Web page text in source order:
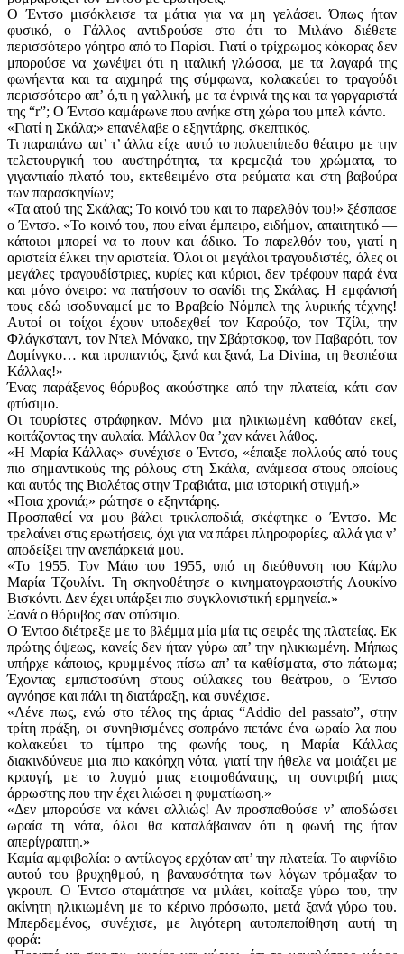
Ο Έντσο μισόκλεισε τα μάτια για να μη γελάσει. Όπως ήταν
φυσικό, ο Γάλλος αντιδρούσε στο ότι το Μιλάνο διέθετε
περισσότερο γόητρο από το Παρίσι. Γιατί ο τρίχρωμος κόκορας δεν
μπορούσε να χωνέψει ότι η ιταλική γλώσσα, με τα λαγαρά της
φωνήεντα και τα αιχμηρά της σύμφωνα, κολακεύει το τραγούδι
περισσότερο απ’ ό,τι η γαλλική, με τα ένρινά της και τα γαργαριστά
της “r”; Ο Έντσο καμάρωνε που ανήκε στη χώρα του μπελ κάντο.
«Γιατί η Σκάλα;» επανέλαβε ο εξηντάρης, σκεπτικός.
Τι παραπάνω απ’ τ’ άλλα είχε αυτό το πολυεπίπεδο θέατρο με την
τελετουργική του αυστηρότητα, τα κρεμεζιά του χρώματα, το
γιγαντιαίο πλατό του, εκτεθειμένο στα ρεύματα και στη βαβούρα
των παρασκηνίων;
«Τα ατού της Σκάλας; Το κοινό του και το παρελθόν του!» ξέσπασε
ο Έντσο. «Το κοινό του, που είναι έμπειρο, ειδήμον, απαιτητικό —
κάποιοι μπορεί να το πουν και άδικο. Το παρελθόν του, γιατί η
αριστεία έλκει την αριστεία. Όλοι οι μεγάλοι τραγουδιστές, όλες οι
μεγάλες τραγουδίστριες, κυρίες και κύριοι, δεν τρέφουν παρά ένα
και μόνο όνειρο: να πατήσουν το σανίδι της Σκάλας. Η εμφάνισή
τους εδώ ισοδυναμεί με το Βραβείο Νόμπελ της λυρικής τέχνης!
Αυτοί οι τοίχοι έχουν υποδεχθεί τον Καρούζο, τον Τζίλι, την
Φλάγκ­σταντ, τον Ντελ Μόνακο, την Σβάρτσκοφ, τον Παβαρότι, τον
Δομίνγκο… και προπαντός, ξανά και ξανά, La Divina, τη θεσπέσια
Κάλλας!»
Ένας παράξενος θόρυβος ακούστηκε από την πλατεία, κάτι σαν
φτύσιμο.
Οι τουρίστες στράφηκαν. Μόνο μια ηλικιωμένη καθόταν εκεί,
κοιτάζοντας την αυλαία. Μάλλον θα ’χαν κάνει λάθος.
«Η Μαρία Κάλλας» συνέχισε ο Έντσο, «έπαιξε πολλούς από τους
πιο σημαντικούς της ρόλους στη Σκάλα, ανάμεσα στους οποίους
και αυτός της Βιολέτας στην Τραβιάτα, μια ιστορική στιγμή.»
«Ποια χρονιά;» ρώτησε ο εξηντάρης.
Προσπαθεί να μου βάλει τρικλοποδιά, σκέφτηκε ο Έντσο. Με
τρελαίνει στις ερωτήσεις, όχι για να πάρει πληροφορίες, αλλά για ν’
αποδείξει την ανεπάρκειά μου.
«Το 1955. Τον Μάιο του 1955, υπό τη διεύθυνση του Κάρλο
Μαρία Τζουλίνι. Τη σκηνοθέτησε ο κινηματογραφιστής Λουκίνο
Βισκόντι. Δεν έχει υπάρξει πιο συγκλονιστική ερμηνεία.»
Ξανά ο θόρυβος σαν φτύσιμο.
Ο Έντσο διέτρεξε με το βλέμμα μία μία τις σειρές της πλατείας. Εκ
πρώτης όψεως, κανείς δεν ήταν γύρω απ’ την ηλικιωμένη. Μήπως
υπήρχε κάποιος, κρυμμένος πίσω απ’ τα καθίσματα, στο πάτωμα;
Έχοντας εμπιστοσύνη στους φύλακες του θεάτρου, ο Έντσο
αγνόησε και πάλι τη διατάραξη, και συνέχισε.
«Λένε πως, ενώ στο τέλος της άριας “Addio del passato”, στην
τρίτη πράξη, οι συνηθισμένες σοπράνο πετάνε ένα ωραίο λα που
κολακεύει το τίμπρο της φωνής τους, η Μαρία Κάλλας
διακινδύνευε μια πιο κακόηχη νότα, γιατί την ήθελε να μοιάζει με
κραυγή, με το λυγμό μιας ετοιμοθάνατης, τη συντριβή μιας
άρρωστης που την έχει λιώσει η φυματίωση.»
«Δεν μπορούσε να κάνει αλλιώς! Αν προσπαθούσε ν’ αποδώσει
ωραία τη νότα, όλοι θα καταλάβαιναν ότι η φωνή της ήταν
απερίγραπτη.»
Καμία αμφιβολία: o αντίλογος ερχόταν απ’ την πλατεία. Το αιφνίδιο
αυτού του βρυχηθμού, η βαναυσότητα των λόγων τρόμαξαν το
γκρουπ. Ο Έντσο σταμάτησε να μι­λάει, κοίταξε γύρω του, την
ακίνητη ηλικιωμένη με το κέρινο πρόσωπο, μετά ξανά γύρω του.
Μπερδεμένος, συνέχισε, με λιγότερη αυτοπεποίθηση αυτή τη
φορά: